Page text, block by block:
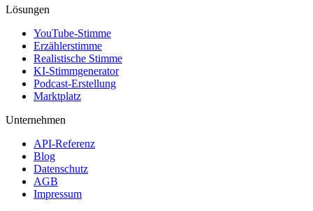
Lösungen
YouTube-Stimme
Erzählerstimme
Realistische Stimme
KI-Stimmgenerator
Podcast-Erstellung
Marktplatz
Unternehmen
API-Referenz
Blog
Datenschutz
AGB
Impressum